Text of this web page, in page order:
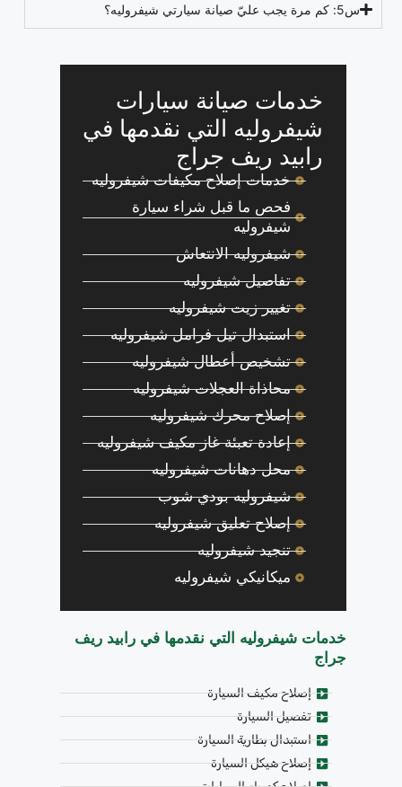
س5: كم مرة يجب عليّ صيانة سيارتي شيفروليه؟
خدمات صيانة سيارات
شيفروليه التي نقدمها في
رابيد ريف جراج
خدمات إصلاح مكيفات شيفروليه
فحص ما قبل شراء سيارة
شيفروليه
شيفروليه الانتعاش
تفاصيل شيفروليه
تغيير زيت شيفروليه
استبدال تيل فرامل شيفروليه
تشخيص أعطال شيفروليه
محاذاة العجلات شيفروليه
إصلاح محرك شيفروليه
إعادة تعبئة غاز مكيف شيفروليه
محل دهانات شيفروليه
شيفروليه بودي شوب
إصلاح تعليق شيفروليه
تنجيد شيفروليه
ميكانيكي شيفروليه
خدمات شيفروليه التي نقدمها في رابيد ريف
جراج
إصلاح مكيف السيارة
تفصيل السيارة
استبدال بطارية السيارة
إصلاح هيكل السيارة